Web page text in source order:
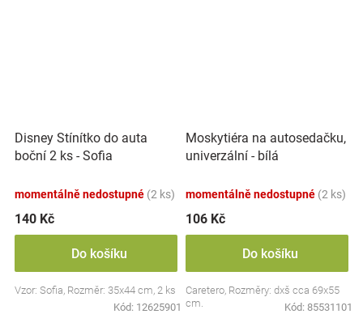
Disney Stínítko do auta
boční 2 ks - Sofia
momentálně nedostupné (2 ks)
140 Kč
Do košíku
Vzor: Sofia, Rozměr: 35x44 cm, 2 ks
Kód: 12625901
Moskytiéra na autosedačku,
univerzální - bílá
momentálně nedostupné (2 ks)
106 Kč
Do košíku
Caretero, Rozměry: dxš cca 69x55
cm.
Kód: 85531101